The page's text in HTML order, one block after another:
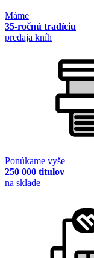
Máme
35-ročnú tradíciu
predaja kníh
Ponúkame vyše
250 000 titulov
na sklade